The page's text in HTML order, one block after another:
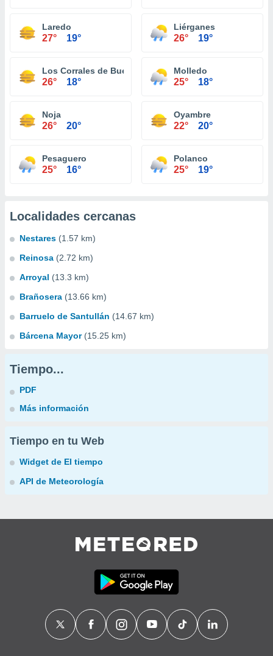
Laredo
27° 19°
Liérganes
26° 19°
Los Corrales de Buelna
26° 18°
Molledo
25° 18°
Noja
26° 20°
Oyambre
22° 20°
Pesaguero
25° 16°
Polanco
25° 19°
Localidades cercanas
Nestares (1.57 km)
Reinosa (2.72 km)
Arroyal (13.3 km)
Brañosera (13.66 km)
Barruelo de Santullán (14.67 km)
Bárcena Mayor (15.25 km)
Tiempo...
PDF
Más información
Tiempo en tu Web
Widget de El tiempo
API de Meteorología